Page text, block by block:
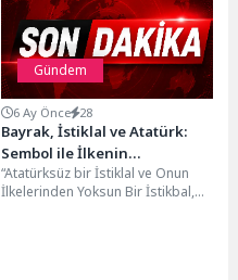
Gündem
6 Ay Önce 28
Bayrak, İstiklal ve Atatürk:
Sembol ile İlkenin
Ayrılmazlığı
“Atatürksüz bir İstiklal ve Onun
İlkelerinden Yoksun Bir İstikbal,